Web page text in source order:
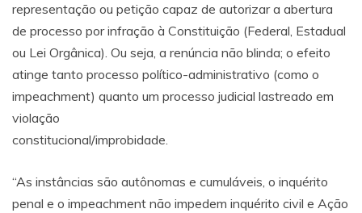
representação ou petição capaz de autorizar a abertura
de processo por infração à Constituição (Federal, Estadual
ou Lei Orgânica). Ou seja, a renúncia não blinda; o efeito
atinge tanto processo político-administrativo (como o
impeachment) quanto um processo judicial lastreado em
violação
constitucional/improbidade.
“As instâncias são autônomas e cumuláveis, o inquérito
penal e o impeachment não impedem inquérito civil e Ação